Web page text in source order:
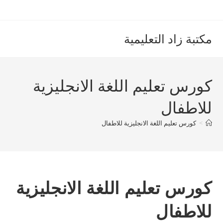
مكتبة زاد التعليمية
كورس تعليم اللغة الانجليزية
للاطفال
> كورس تعليم اللغة الانجليزية للاطفال
كورس تعليم اللغة الانجليزية
للاطفال